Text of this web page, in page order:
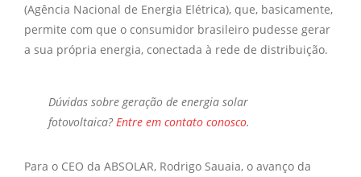
(Agência Nacional de Energia Elétrica), que, basicamente,
permite com que o consumidor brasileiro pudesse gerar
a sua própria energia, conectada à rede de distribuição.
Dúvidas sobre geração de energia solar
fotovoltaica?Entre em contato conosco.
Para o CEO da ABSOLAR, Rodrigo Sauaia, o avanço da